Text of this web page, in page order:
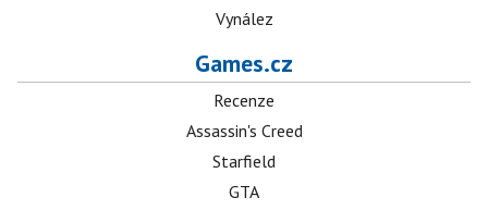
Vynález
Games.cz
Recenze
Assassin's Creed
Starfield
GTA